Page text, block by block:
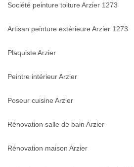
Société peinture toiture Arzier 1273
Artisan peinture extérieure Arzier 1273
Plaquiste Arzier
Peintre intérieur Arzier
Poseur cuisine Arzier
Rénovation salle de bain Arzier
Rénovation maison Arzier